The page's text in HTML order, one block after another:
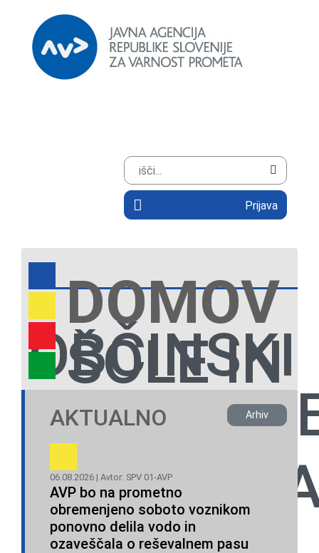
Prijava
DOMOV
OBČINSKI
SPV
ŠOLE IN
VRTCI
AKTUALNO Arhiv
06.08.2026 | Avtor: SPV 01-AVP
AVP bo na prometno
obremenjeno soboto voznikom
ponovno delila vodo in
ozaveščala o reševalnem pasu